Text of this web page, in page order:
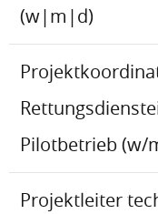
(w|m|d)
Pilotbetrieb (w/
Projektleiter